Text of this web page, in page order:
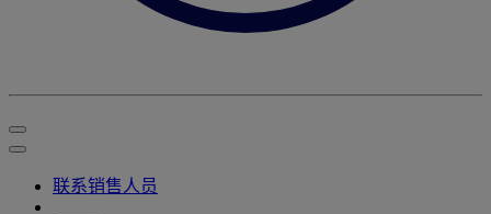
联系销售人员